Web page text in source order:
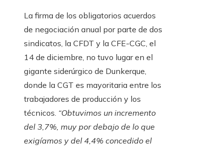
La firma de los obligatorios acuerdos
de negociación anual por parte de dos
sindicatos, la CFDT y la CFE-CGC, el
14 de diciembre, no tuvo lugar en el
gigante siderúrgico de Dunkerque,
donde la CGT es mayoritaria entre los
trabajadores de producción y los
técnicos. “Obtuvimos un incremento
del 3,7%, muy por debajo de lo que
exigíamos y del 4,4% concedido el